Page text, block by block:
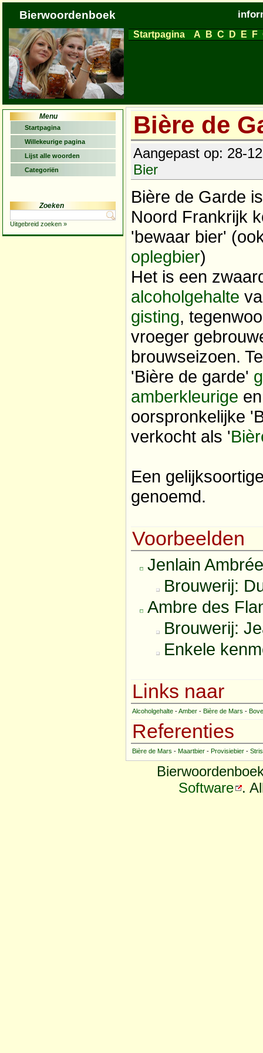
Bierwoordenboek
Startpagina A B C D E F
Menu
Startpagina
Willekeurige pagina
Lijst alle woorden
Categoriën
Zoeken
Uitgebreid zoeken »
Bière de
Aangepast op: 28-
Bier
Bière de Garde
Noord Frankrijk
'bewaar bier'
oplegbier)
Het is een
alcoholgehalte
gisting,
vroeger
brouwseizoen.
'Bière de garde'
amberkleurige
oorspronkelijke
verkocht als '
Een
genoemd.
Voorbeelden
Jenlain
Brouwerij:
Ambre des
Brouwerij:
Enkele
Links naar
Alcoholgehalte -Amber - Bière de Mars -
Referenties
Bière de Mars - Maartbier - Provisiebier -
Software .